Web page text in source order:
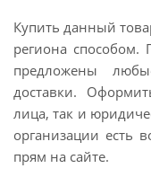
Купить данный
региона
предложены
доставки.
лица, так и
организации есть
прям на сайте.